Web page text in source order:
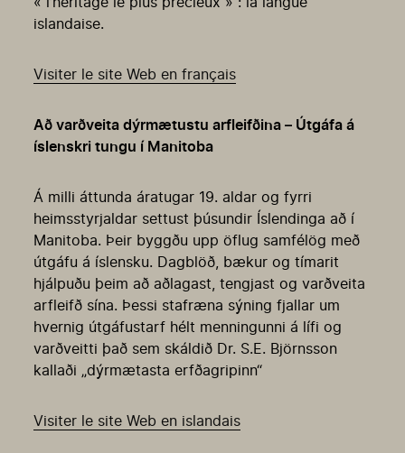
« l’héritage le plus précieux » : la langue
islandaise.
Visiter le site Web en français
Að varðveita dýrmætustu arfleifðina – Útgáfa á
íslenskri tungu í Manitoba
Á milli áttunda áratugar 19. aldar og fyrri
heimsstyrjaldar settust þúsundir Íslendinga að í
Manitoba. Þeir byggðu upp öflug samfélög með
útgáfu á íslensku. Dagblöð, bækur og tímarit
hjálpuðu þeim að aðlagast, tengjast og varðveita
arfleifð sína. Þessi stafræna sýning fjallar um
hvernig útgáfustarf hélt menningunni á lífi og
varðveitti það sem skáldið Dr. S.E. Björnsson
kallaði „dýrmætasta erfðagripinn“
Visiter le site Web en islandais